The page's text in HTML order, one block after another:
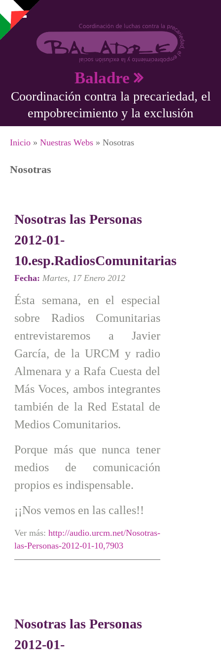
Pasar al contenido principal
Baladre
Coordinación contra la precariedad, el
empobrecimiento y la exclusión
Se encuentra usted aquí
Inicio » Nuestras Webs » Nosotras
Nosotras
Nosotras las Personas
2012-01-
10.esp.RadiosComunitarias
Fecha: Martes, 17 Enero 2012
Ésta semana, en el especial
sobre Radios Comunitarias
entrevistaremos a Javier
García, de la URCM y radio
Almenara y a Rafa Cuesta del
Más Voces, ambos integrantes
también de la Red Estatal de
Medios Comunitarios.
Porque más que nunca tener
medios de comunicación
propios es indispensable.
¡¡Nos vemos en las calles!!
Ver más: http://audio.urcm.net/Nosotras-
las-Personas-2012-01-10,7903
Nosotras las Personas
2012-01-